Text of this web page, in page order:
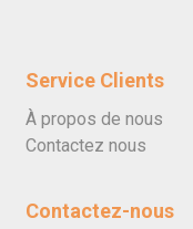
Service Clients
À propos de nous
Contactez nous
Contactez-nous